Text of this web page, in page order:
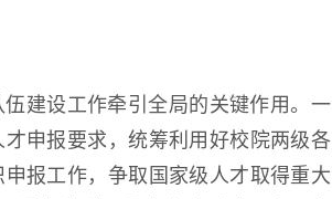
建设工作牵引全局的关键作用。一
申报要求，统筹利用好校院两级各
报工作，争取国家级人才取得重大